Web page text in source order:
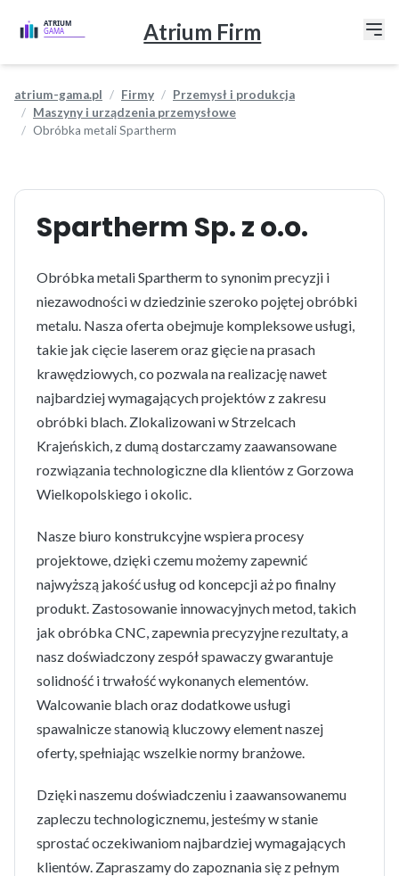
Atrium Firm
atrium-gama.pl Firmy
Przemysł i produkcja
Maszyny i urządzenia przemysłowe
Obróbka metali Spartherm
Spartherm Sp. z o.o.
Obróbka metali Spartherm to synonim precyzji i
niezawodności w dziedzinie szeroko pojętej obróbki
metalu. Nasza oferta obejmuje kompleksowe usługi,
takie jak cięcie laserem oraz gięcie na prasach
krawędziowych, co pozwala na realizację nawet
najbardziej wymagających projektów z zakresu
obróbki blach. Zlokalizowani w Strzelcach
Krajeńskich, z dumą dostarczamy zaawansowane
rozwiązania technologiczne dla klientów z Gorzowa
Wielkopolskiego i okolic.
Nasze biuro konstrukcyjne wspiera procesy
projektowe, dzięki czemu możemy zapewnić
najwyższą jakość usług od koncepcji aż po finalny
produkt. Zastosowanie innowacyjnych metod, takich
jak obróbka CNC, zapewnia precyzyjne rezultaty, a
nasz doświadczony zespół spawaczy gwarantuje
solidność i trwałość wykonanych elementów.
Walcowanie blach oraz dodatkowe usługi
spawalnicze stanowią kluczowy element naszej
oferty, spełniając wszelkie normy branżowe.
Dzięki naszemu doświadczeniu i zaawansowanemu
zapleczu technologicznemu, jesteśmy w stanie
sprostać oczekiwaniom najbardziej wymagających
klientów. Zapraszamy do zapoznania się z pełnym